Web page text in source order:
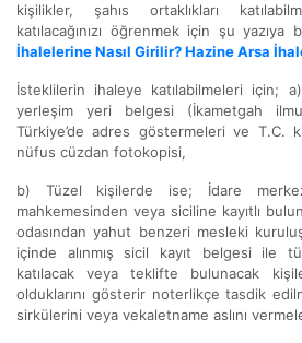
kişilikler, şahıs ortaklıkları
katılacağınızı öğrenmek için şu yazıya
İhalelerine Nasıl Girilir? Hazine Arsa
İsteklilerin ihaleye katılabilmeleri için;
yerleşim yeri belgesi (İkametgah
Türkiye’de adres göstermeleri ve T.C.
nüfus cüzdan fotokopisi,
b) Tüzel kişilerde ise; İdare
mahkemesinden veya siciline kayıtlı
odasından yahut benzeri mesleki
içinde alınmış sicil kayıt belgesi ile
katılacak veya teklifte bulunacak
olduklarını gösterir noterlikçe tasdik
sirkülerini veya vekaletname aslını